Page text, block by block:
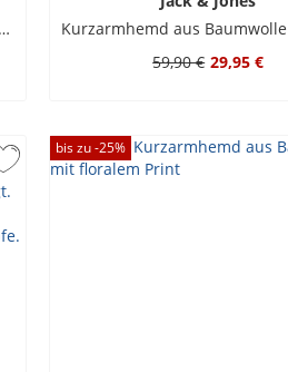
mit Kentkragen
59,90 € 29,95 €
bis zu -25%